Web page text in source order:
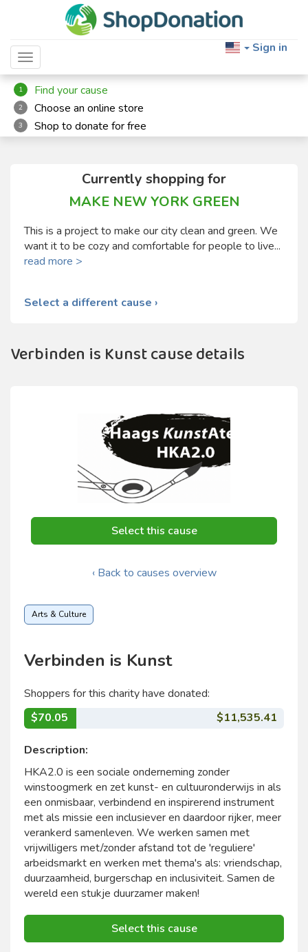
Toggle navigation
Sign in
1 Find your cause
2 Choose an online store
3 Shop to donate for free
Currently shopping for
MAKE NEW YORK GREEN
This is a project to make our city clean and green. We
want it to be cozy and comfortable for people to live...
read more >
Select a different cause ›
Verbinden is Kunst cause details
Select this cause
‹ Back to causes overview
Arts & Culture
Verbinden is Kunst
Shoppers for this charity have donated:
$70.05
$11,535.41
Description:
HKA2.0 is een sociale onderneming zonder
winstoogmerk en zet kunst- en cultuuronderwijs in als
een onmisbaar, verbindend en inspirerend instrument
met als missie een inclusiever en daardoor rijker, meer
verankerd samenleven. We werken samen met
vrijwilligers met/zonder afstand tot de 'reguliere'
arbeidsmarkt en werken met thema's als: vriendschap,
duurzaamheid, burgerschap en inclusiviteit. Samen de
wereld een stukje duurzamer maken!
Select this cause